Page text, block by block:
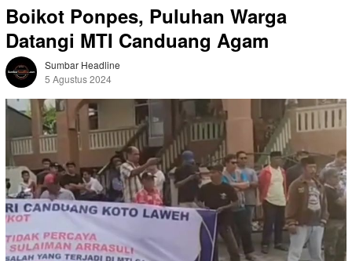
Boikot Ponpes, Puluhan Warga
Datangi MTI Canduang Agam
Sumbar Headline
5 Agustus 2024